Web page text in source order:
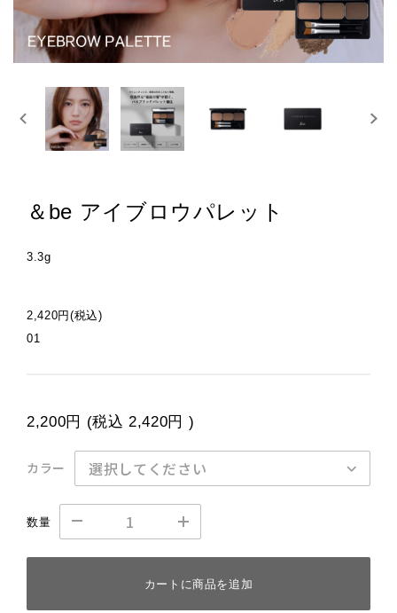
＆be アイブロウパレット
3.3g
2,420円(税込)
01
2,200円 (税込 2,420円 )
カラー
数量
カートに商品を追加